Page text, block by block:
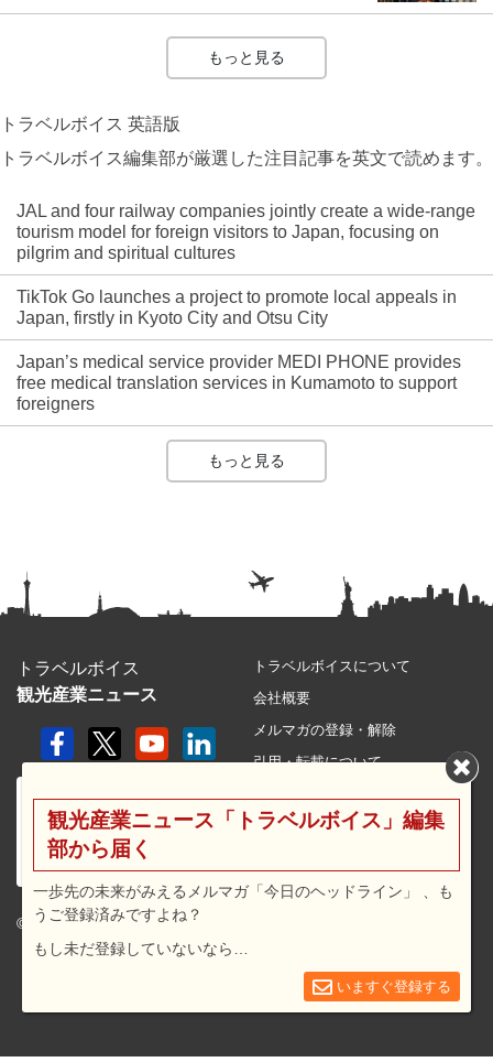
もっと見る
トラベルボイス 英語版
トラベルボイス編集部が厳選した注目記事を英文で読めます。
JAL and four railway companies jointly create a wide-range
tourism model for foreign visitors to Japan, focusing on
pilgrim and spiritual cultures
TikTok Go launches a project to promote local appeals in
Japan, firstly in Kyoto City and Otsu City
Japan’s medical service provider MEDI PHONE provides
free medical translation services in Kumamoto to support
foreigners
もっと見る
トラベルボイス
観光産業ニュース
© 2026 travel voice.
トラベルボイスについて
会社概要
メルマガの登録・解除
引用・転載について
利用規約
広告メニュー・料金
観光産業ニュース「トラベルボイス」編集
部から届く
一歩先の未来がみえるメルマガ「今日のヘッドライン」 、も
うご登録済みですよね？
もし未だ登録していないなら…
いますぐ登録する